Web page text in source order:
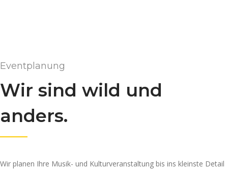
Eventplanung
Wir sind wild und
anders.
Wir planen Ihre Musik- und Kulturveranstaltung bis ins kleinste Detail